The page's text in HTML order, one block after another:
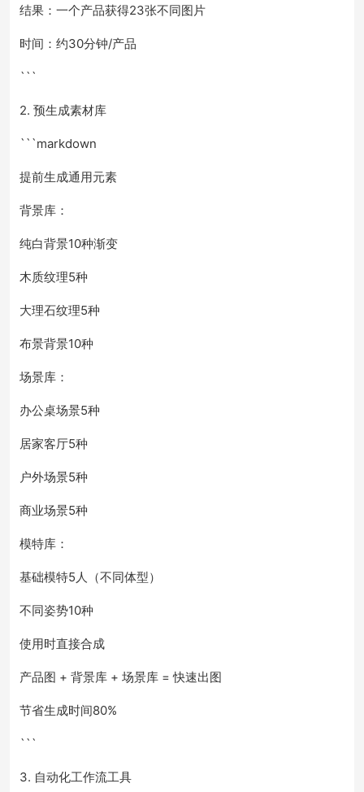
结果：一个产品获得23张不同图片
时间：约30分钟/产品
```
2. 预生成素材库
```markdown
提前生成通用元素
背景库：
纯白背景10种渐变
木质纹理5种
大理石纹理5种
布景背景10种
场景库：
办公桌场景5种
居家客厅5种
户外场景5种
商业场景5种
模特库：
基础模特5人（不同体型）
不同姿势10种
使用时直接合成
产品图 + 背景库 + 场景库 = 快速出图
节省生成时间80%
```
3. 自动化工作流工具